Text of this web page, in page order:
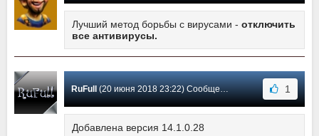
Лучший метод борьбы с вирусами - отключить
все антивирусы.
RuFull (20 июня 2018 23:22) Сообщение #6 1
Добавлена версия 14.1.0.28